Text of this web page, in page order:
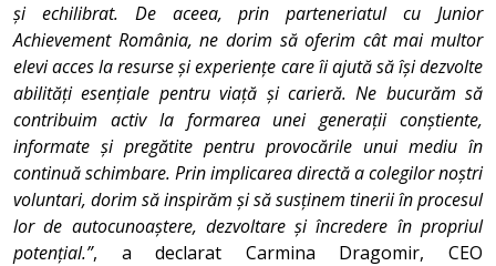
și echilibrat. De aceea, prin parteneriatul cu Junior
Achievement România, ne dorim să oferim cât mai multor
elevi acces la resurse și experiențe care îi ajută să își dezvolte
abilități esențiale pentru viață și carieră. Ne bucurăm să
contribuim activ la formarea unei generații conștiente,
informate și pregătite pentru provocările unui mediu în
continuă schimbare. Prin implicarea directă a colegilor noștri
voluntari, dorim să inspirăm și să susținem tinerii în procesul
lor de autocunoaștere, dezvoltare și încredere în propriul
potențial.”, a declarat Carmina Dragomir, CEO